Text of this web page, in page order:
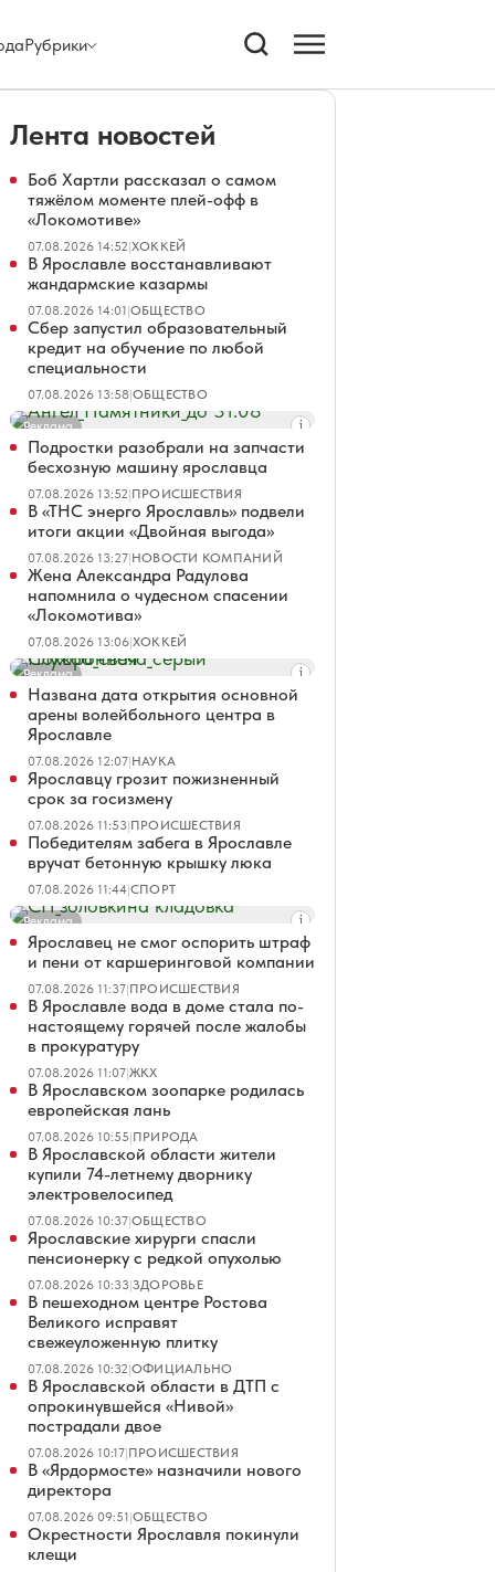
Рубрики
Лента новостей
Боб Хартли рассказал о самом
тяжёлом моменте плей-офф в
«Локомотиве»
07.08.2026 14:52|ХОККЕЙ
В Ярославле восстанавливают
жандармские казармы
07.08.2026 14:01|ОБЩЕСТВО
Сбер запустил образовательный
кредит на обучение по любой
специальности
07.08.2026 13:58|ОБЩЕСТВО
Реклама
Подростки разобрали на запчасти
бесхозную машину ярославца
07.08.2026 13:52|ПРОИСШЕСТВИЯ
В «ТНС энерго Ярославль» подвели
итоги акции «Двойная выгода»
07.08.2026 13:27|НОВОСТИ КОМПАНИЙ
Жена Александра Радулова
напомнила о чудесном спасении
«Локомотива»
07.08.2026 13:06|ХОККЕЙ
Реклама
Названа дата открытия основной
арены волейбольного центра в
Ярославле
07.08.2026 12:07|НАУКА
Ярославцу грозит пожизненный
срок за госизмену
07.08.2026 11:53|ПРОИСШЕСТВИЯ
Победителям забега в Ярославле
вручат бетонную крышку люка
07.08.2026 11:44|СПОРТ
Реклама
Ярославец не смог оспорить штраф
и пени от каршеринговой компании
07.08.2026 11:37|ПРОИСШЕСТВИЯ
В Ярославле вода в доме стала по-
настоящему горячей после жалобы
в прокуратуру
07.08.2026 11:07|ЖКХ
В Ярославском зоопарке родилась
европейская лань
07.08.2026 10:55|ПРИРОДА
В Ярославской области жители
купили 74-летнему дворнику
электровелосипед
07.08.2026 10:37|ОБЩЕСТВО
Ярославские хирурги спасли
пенсионерку с редкой опухолью
07.08.2026 10:33|ЗДОРОВЬЕ
В пешеходном центре Ростова
Великого исправят
свежеуложенную плитку
07.08.2026 10:32|ОФИЦИАЛЬНО
В Ярославской области в ДТП с
опрокинувшейся «Нивой»
пострадали двое
07.08.2026 10:17|ПРОИСШЕСТВИЯ
В «Ярдормосте» назначили нового
директора
07.08.2026 09:51|ОБЩЕСТВО
Окрестности Ярославля покинули
клещи